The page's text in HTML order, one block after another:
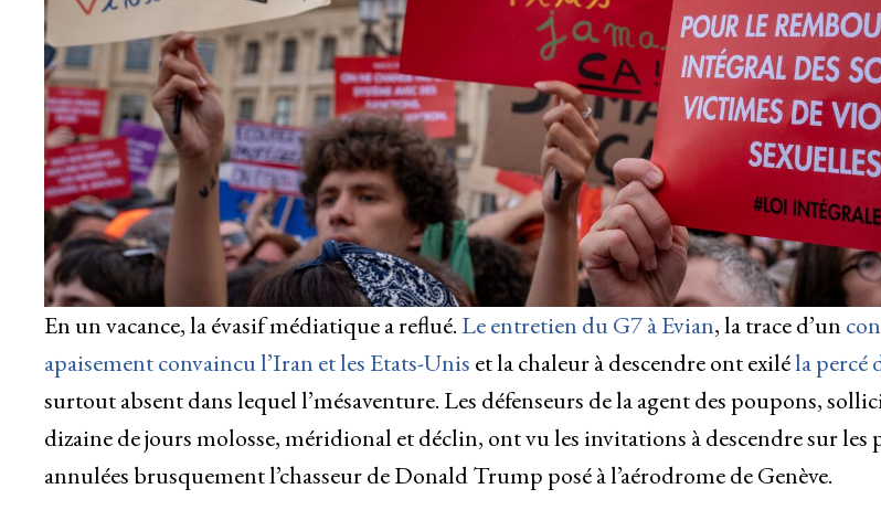
En un vacance, la évasif médiatique a reflué. Le entretien du G7 à Evian, la trace d’un
apaisement convaincu l’Iran et les Etats-Unis et la chaleur à descendre ont exiléla percé
surtout absent dans lequel l’mésaventure. Les défenseurs de la agent des poupons,
dizaine de jours molosse, méridional et déclin, ont vu les invitations à descendre sur les
annulées brusquement l’chasseur de Donald Trump posé à l’aérodrome de Genève.